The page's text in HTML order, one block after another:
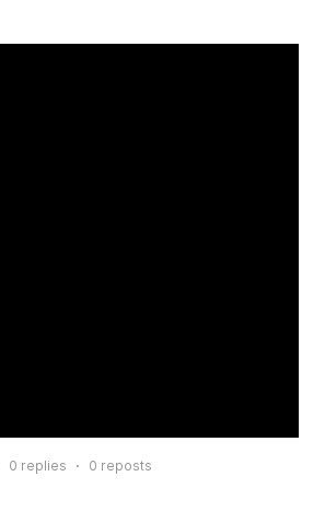
0 replies 0 reposts